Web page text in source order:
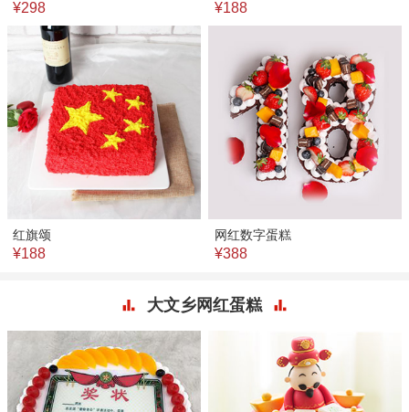
¥298 ¥188
红旗颂
¥188
网红数字蛋糕
¥388
大文乡网红蛋糕